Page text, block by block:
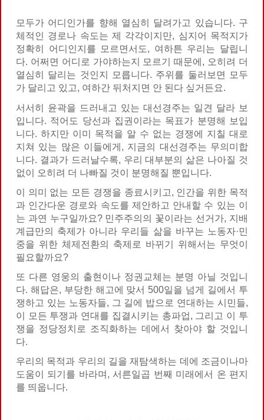
모두가 어디인가를 향해 열심히 달려가고 있습니다. 구
체적인 경로나 속도는 제 각각이지만, 심지어 목적지가
정확히 어디인지를 모르면서도, 여하튼 우리는 달립니
다. 어쩌면 어디로 가야하는지 모르기 때문에, 오히려 더
열심히 달리는 것인지 모릅니다. 주위를 둘러보면 모두
가 달리고 있고, 여하간 뒤처지면 안 된다 싶거든요.
서서히 윤곽을 드러내고 있는 대선경주는 일견 달라 보
입니다. 적어도 당선과 집권이라는 목표가 분명해 보입
니다. 하지만 이미 목적을 알 수 없는 경쟁에 지칠 대로
지쳐 있는 많은 이들에게, 지금의 대선경주는 무의미합
니다. 결과가 드러날수록, 우리 대부분의 삶은 나아질 것
없이 오히려 더 나빠질 것이 분명해질 뿐입니다.
이 의미 없는 모든 경쟁을 종료시키고, 인간을 위한 목적
과 인간다운 경로와 속도를 제안하고 안내할 수 있는 이
는 과연 누구일까요? 민주주의의 꽃이라는 선거가, 지배
계급만의 축제가 아니라 우리들 삶을 바꾸는 노동자·민
중을 위한 체제전환의 축제로 바뀌기 위해서는 무엇이
필요할까요?
또 다른 영웅의 출현이나 정권교체는 분명 아닐 것입니
다. 해답은, 부당한 해고에 맞서 500일을 넘게 길에서 투
쟁하고 있는 노동자들, 그 길에 밥으로 연대하는 시민들,
이 모든 투쟁과 연대를 집결시키는 총파업, 그리고 이 투
쟁을 정당정치로 조직화하는 데에서 찾아야 할 것입니
다.
우리의 목적과 우리의 길을 재탐색하는 데에 조금이나마
도움이 되기를 바라며, 서른일곱 번째 미래에서 온 편지
를 띄웁니다.